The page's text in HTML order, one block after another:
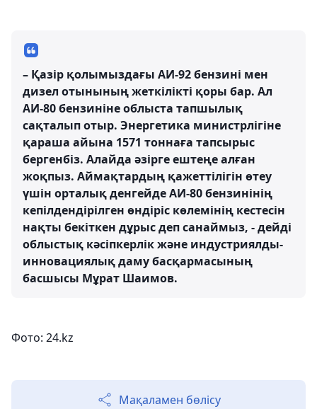
– Қазір қолымыздағы АИ-92 бензині мен
дизел отынының жеткілікті қоры бар. Ал
АИ-80 бензиніне облыста тапшылық
сақталып отыр. Энергетика министрлігіне
қараша айына 1571 тоннаға тапсырыс
бергенбіз. Алайда әзірге ештеңе алған
жоқпыз. Аймақтардың қажеттілігін өтеу
үшін орталық денгейде АИ-80 бензинінің
кепілдендірілген өндіріс көлемінің кестесін
нақты бекіткен дұрыс деп санаймыз, - дейді
облыстық кәсіпкерлік және индустриялды-
инновациялық даму басқармасының
басшысы Мұрат Шаимов.
Фото: 24.kz
Мақаламен бөлісу